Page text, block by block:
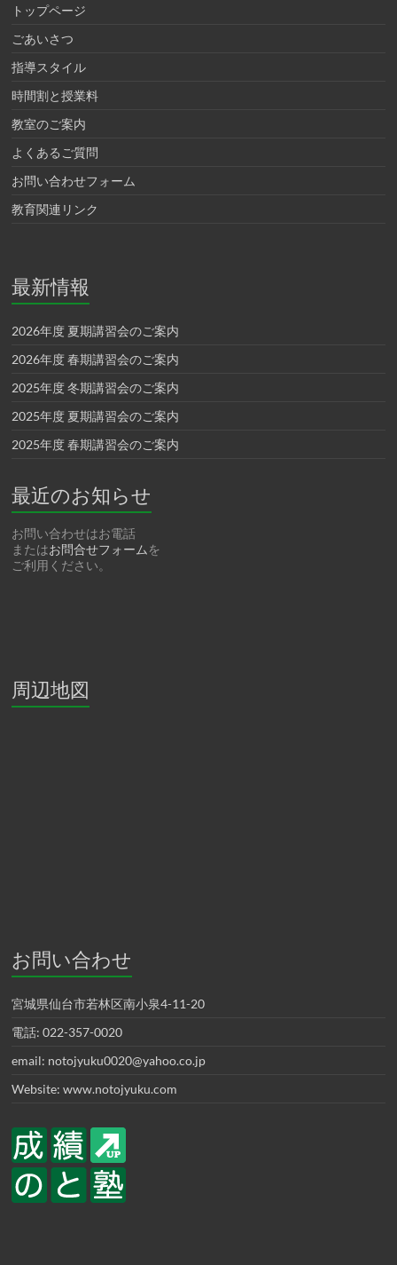
トップページ
ごあいさつ
指導スタイル
時間割と授業料
教室のご案内
よくあるご質問
お問い合わせフォーム
教育関連リンク
最新情報
2026年度 夏期講習会のご案内
2026年度 春期講習会のご案内
2025年度 冬期講習会のご案内
2025年度 夏期講習会のご案内
2025年度 春期講習会のご案内
最近のお知らせ
お問い合わせはお電話
またはお問合せフォーム を
ご利用ください。
周辺地図
お問い合わせ
宮城県仙台市若林区南小泉4-11-20
電話: 022-357-0020
email: notojyuku0020@yahoo.co.jp
Website: www.notojyuku.com